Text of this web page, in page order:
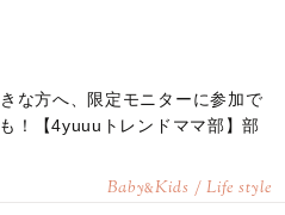
な方へ、限定モニターに参加で
！【4yuuuトレンドママ部】部
Baby&Kids / Life style